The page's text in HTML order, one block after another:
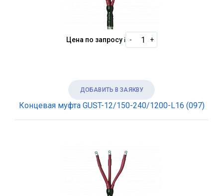
Цена по запросу i - +
ДОБАВИТЬ В ЗАЯКВУ
Концевая муфта GUST-12/150-240/1200-L16 (097)